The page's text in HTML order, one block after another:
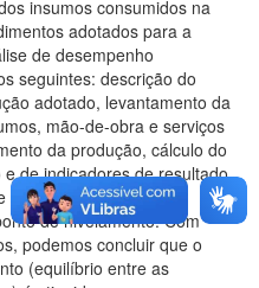
insumos consumidos na
adotados para a
de desempenho
seguintes: descrição do
adotado, levantamento da
mão-de-obra e serviços
da produção, cálculo do
de indicadores de resultado
da rentabilidade e
de nivelamento. Com
podemos concluir que o
(equilíbrio entre as